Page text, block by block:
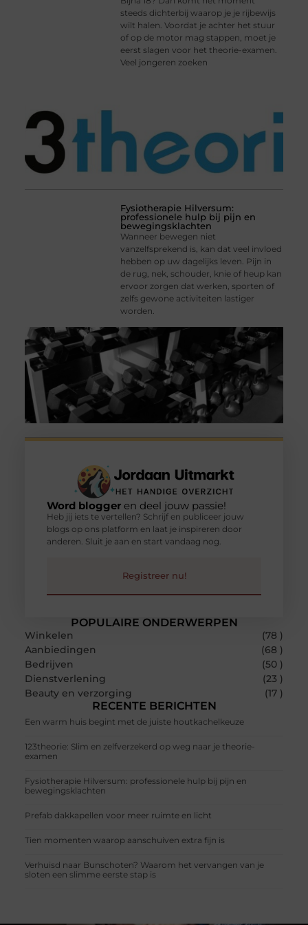
steeds dichterbij waarop je je rijbewijs
wilt halen. Voordat je achter het stuur
of op de motor mag stappen, moet je
eerst slagen voor het theorie-examen.
Veel jongeren zoeken
Fysiotherapie Hilversum:
professionele hulp bij pijn en
bewegingsklachten
Wanneer bewegen niet
vanzelfsprekend is, kan dat veel invloed
hebben op uw dagelijks leven. Pijn in
de rug, nek, schouder, knie of heup kan
ervoor zorgen dat werken, sporten of
zelfs gewone activiteiten lastiger
worden.
POPULAIRE ONDERWERPEN
Winkelen
(78 )
Aanbiedingen
(68 )
Bedrijven
(50 )
Dienstverlening
(23 )
Beauty en verzorging
(17 )
RECENTE BERICHTEN
Een warm huis begint met de juiste houtkachelkeuze
123theorie: Slim en zelfverzekerd op weg naar je theorie-
examen
Fysiotherapie Hilversum: professionele hulp bij pijn en
bewegingsklachten
Prefab dakkapellen voor meer ruimte en licht
Tien momenten waarop aanschuiven extra fijn is
Verhuisd naar Bunschoten? Waarom het vervangen van je
sloten een slimme eerste stap is
Word bloggeren deel jouw passie!
Heb jij iets te vertellen? Schrijf en publiceer jouw
blogs op ons platform en laat je inspireren door
anderen. Sluit je aan en start vandaag nog.
Registreer nu!